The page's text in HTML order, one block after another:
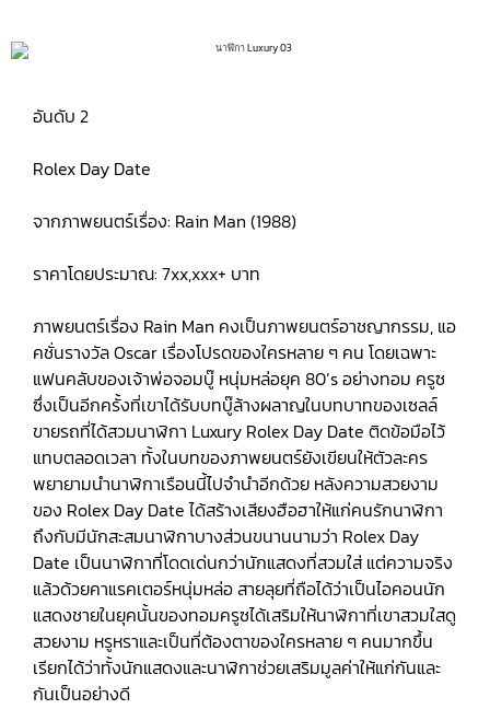
อันดับ 2
Rolex Day Date
จากภาพยนตร์เรื่อง: Rain Man (1988)
ราคาโดยประมาณ: 7xx,xxx+ บาท
ภาพยนตร์เรื่อง Rain Man คงเป็นภาพยนตร์อาชญากรรม, แอ
คชั่นรางวัล Oscar เรื่องโปรดของใครหลาย ๆ คน โดยเฉพาะ
แฟนคลับของเจ้าพ่อจอมบู๊ หนุ่มหล่อยุค 80’s อย่างทอม ครูซ
ซึ่งเป็นอีกครั้งที่เขาได้รับบทบู๊ล้างผลาญในบทบาทของเซลล์
ขายรถที่ได้สวมนาฬิกา Luxury Rolex Day Date ติดข้อมือไว้
แทบตลอดเวลา ทั้งในบทของภาพยนตร์ยังเขียนให้ตัวละคร
พยายามนำนาฬิกาเรือนนี้ไปจำนำอีกด้วย หลังความสวยงาม
ของ Rolex Day Date ได้สร้างเสียงฮือฮาให้แก่คนรักนาฬิกา
ถึงกับมีนักสะสมนาฬิกาบางส่วนขนานนามว่า Rolex Day
Date เป็นนาฬิกาที่โดดเด่นกว่านักแสดงที่สวมใส่ แต่ความจริง
แล้วด้วยคาแรคเตอร์หนุ่มหล่อ สายลุยที่ถือได้ว่าเป็นไอคอนนัก
แสดงชายในยุคนั้นของทอมครูซได้เสริมให้นาฬิกาที่เขาสวมใสดู
สวยงาม หรูหราและเป็นที่ต้องตาของใครหลาย ๆ คนมากขึ้น
เรียกได้ว่าทั้งนักแสดงและนาฬิกาช่วยเสริมมูลค่าให้แก่กันและ
กันเป็นอย่างดี